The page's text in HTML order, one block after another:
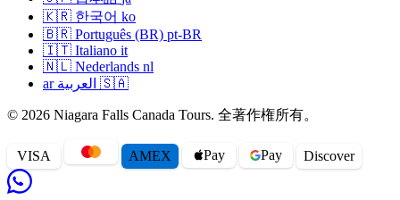
🇰🇷 한국어 ko
🇧🇷 Português (BR) pt-BR
🇮🇹 Italiano it
🇳🇱 Nederlands nl
🇸🇦 العربية ar
© 2026 Niagara Falls Canada Tours. 全著作権所有。
VISA AMEX Pay Pay Discover